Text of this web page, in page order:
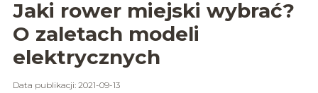
Jaki rower miejski wybrać?
O zaletach modeli
elektrycznych
Data publikacji: 2021-09-13